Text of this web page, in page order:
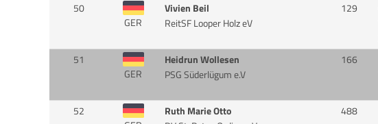
50
GER
Vivien Beil
ReitSF Looper Holz eV
129
51
GER
Heidrun Wollesen
PSG Süderlügum e.V
166
52
Ruth Marie Otto
488